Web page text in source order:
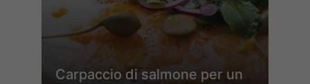
Carpaccio di salmone per un